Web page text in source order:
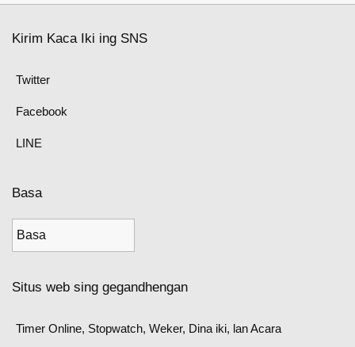
Kirim Kaca Iki ing SNS
Twitter
Facebook
LINE
Basa
Situs web sing gegandhengan
Timer Online, Stopwatch, Weker, Dina iki, lan Acara